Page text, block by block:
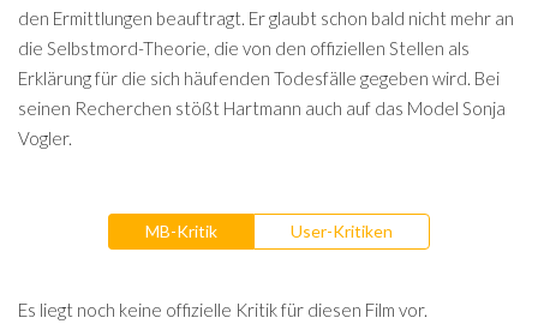
den Ermittlungen beauftragt. Er glaubt schon bald nicht mehr an
die Selbstmord-Theorie, die von den offiziellen Stellen als
Erklärung für die sich häufenden Todesfälle gegeben wird. Bei
seinen Recherchen stößt Hartmann auch auf das Model Sonja
Vogler.
MB-Kritik User-Kritiken
Es liegt noch keine offizielle Kritik für diesen Film vor.